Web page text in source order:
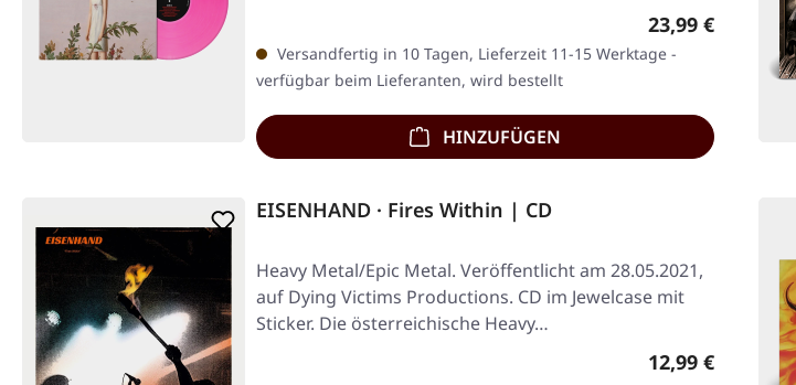
Regulärer Preis:
23,99 €
Versandfertig in 10 Tagen, Lieferzeit 11-15 Werktage -
verfügbar beim Lieferanten, wird bestellt
HINZUFÜGEN
EISENHAND · Fires Within | CD
Heavy Metal/Epic Metal. Veröffentlicht am 28.05.2021,
auf Dying Victims Productions. CD im Jewelcase mit
Sticker. Die österreichische Heavy…
Regulärer Preis:
12,99 €